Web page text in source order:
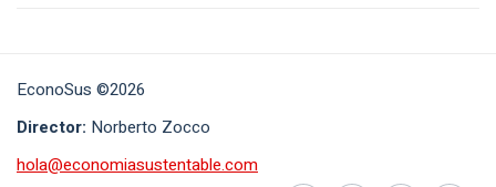
EconoSus ©2026
Director: Norberto Zocco
hola@economiasustentable.com